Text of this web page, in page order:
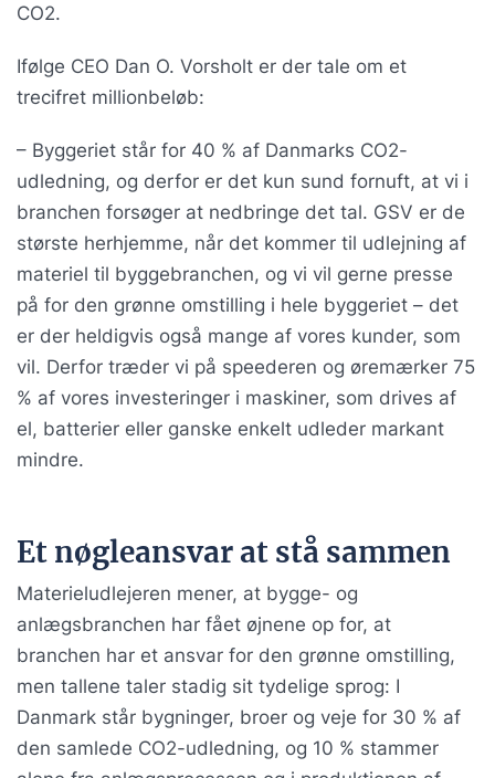
CO2.
Ifølge CEO Dan O. Vorsholt er der tale om et
trecifret millionbeløb:
– Byggeriet står for 40 % af Danmarks CO2-
udledning, og derfor er det kun sund fornuft, at vi i
branchen forsøger at nedbringe det tal. GSV er de
største herhjemme, når det kommer til udlejning af
materiel til byggebranchen, og vi vil gerne presse
på for den grønne omstilling i hele byggeriet – det
er der heldigvis også mange af vores kunder, som
vil. Derfor træder vi på speederen og øremærker 75
% af vores investeringer i maskiner, som drives af
el, batterier eller ganske enkelt udleder markant
mindre.
Et nøgleansvar at stå sammen
Materieludlejeren mener, at bygge- og
anlægsbranchen har fået øjnene op for, at
branchen har et ansvar for den grønne omstilling,
men tallene taler stadig sit tydelige sprog: I
Danmark står bygninger, broer og veje for 30 % af
den samlede CO2-udledning, og 10 % stammer